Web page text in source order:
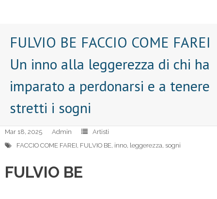
FULVIO BE FACCIO COME FAREI
Un inno alla leggerezza di chi ha
imparato a perdonarsi e a tenere
stretti i sogni
Mar 18, 2025 Admin
Artisti
FACCIO COME FAREI, FULVIO BE, inno, leggerezza, sogni
FULVIO BE